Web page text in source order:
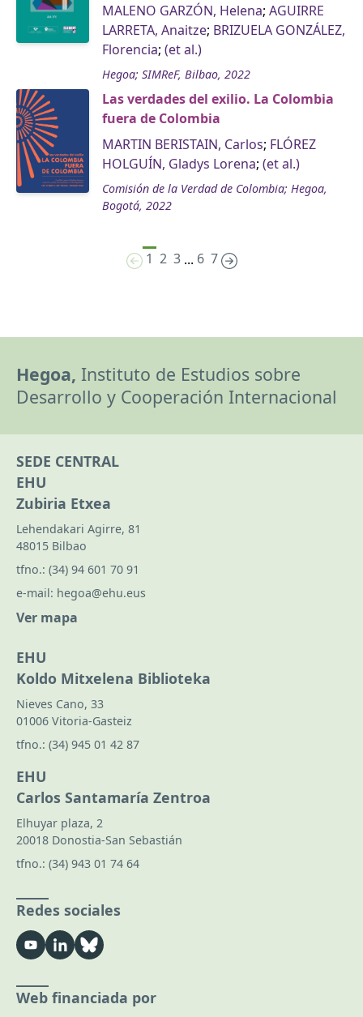
MALENO GARZÓN, Helena; AGUIRRE
LARRETA, Anaitze; BRIZUELA GONZÁLEZ,
Florencia; (et al.)
Hegoa; SIMReF, Bilbao, 2022
Las verdades del exilio. La Colombia
fuera de Colombia
MARTIN BERISTAIN, Carlos; FLÓREZ
HOLGUÍN, Gladys Lorena; (et al.)
Comisión de la Verdad de Colombia; Hegoa,
Bogotá, 2022
1 2 3 ... 6 7
Hegoa, Instituto de Estudios sobre
Desarrollo y Cooperación Internacional
SEDE CENTRAL
EHU
Zubiria Etxea
Lehendakari Agirre, 81
48015 Bilbao
tfno.: (34) 94 601 70 91
e-mail: hegoa@ehu.eus
Ver mapa
EHU
Koldo Mitxelena Biblioteka
Nieves Cano, 33
01006 Vitoria-Gasteiz
tfno.: (34) 945 01 42 87
EHU
Carlos Santamaría Zentroa
Elhuyar plaza, 2
20018 Donostia-San Sebastián
tfno.: (34) 943 01 74 64
Redes sociales
Web financiada por